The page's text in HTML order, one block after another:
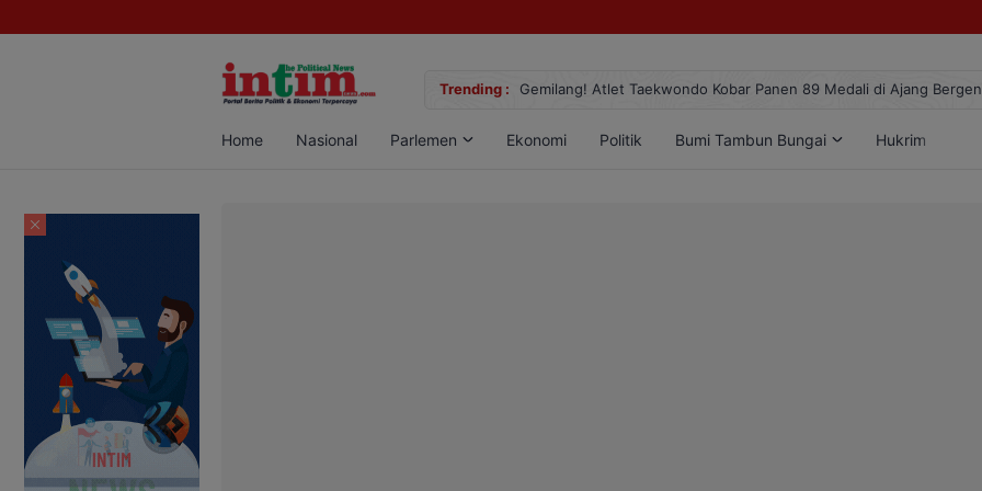
Trending :
Sabu di Pangkalan Bun, Dua Pelaku Diamankan Gemilang! Atlet Taekwondo Kobar Panen 89 Medali di Ajang
Home Nasional Parlemen Ekonomi Politik Bumi Tambun Bungai Hukrim